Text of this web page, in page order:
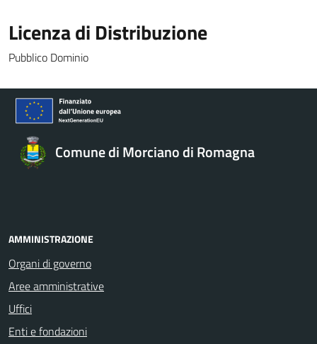
Licenza di Distribuzione
Pubblico Dominio
Comune di Morciano di Romagna
AMMINISTRAZIONE
Organi di governo
Aree amministrative
Uffici
Enti e fondazioni